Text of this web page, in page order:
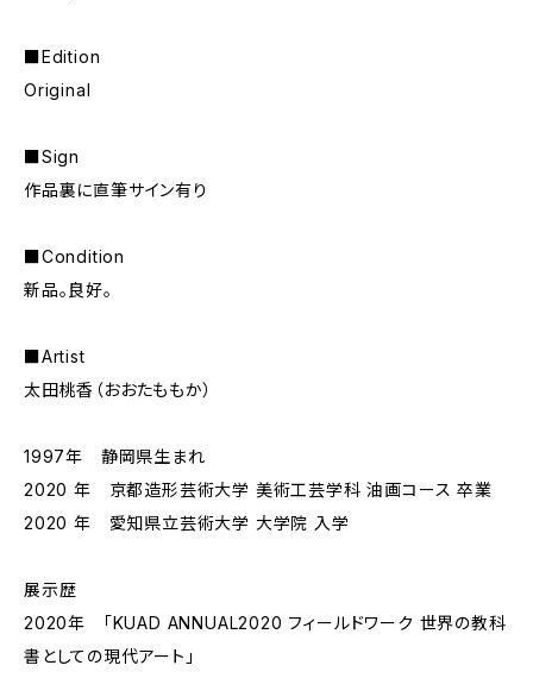
■Edition
Original
■Sign
作品裏に直筆サイン有り
■Condition
新品。良好。
■Artist
太田桃香（おおたももか）
1997年 静岡県生まれ
2020 年 京都造形芸術大学 美術工芸学科 油画コース 卒業
2020 年 愛知県立芸術大学 大学院 入学
展示歴
2020年 「KUAD ANNUAL2020 フィールドワーク 世界の教科
書としての現代アート」